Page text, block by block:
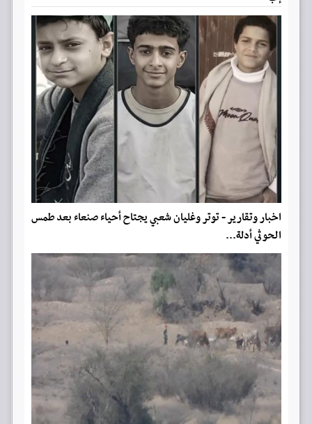
اخبار وتقارير - توتر وغليان شعبي يجتاح أحياء صنعاء بعد طمس
الحوثي أدلة...